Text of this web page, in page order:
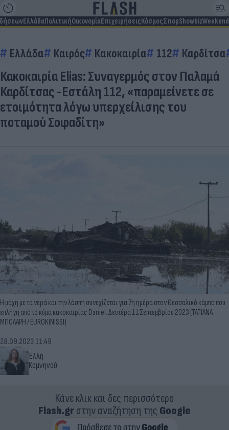
ΕλλάδαΠολιτικήΟικονομίαΕπιχειρήσειςΚόσμοςΣπορShowbizWeekend
Ελλάδα Καιρός Κακοκαιρία 112 Καρδίτσα
Κακοκαιρία Elias: Συναγερμός στον Παλαμά
Καρδίτσας -Εστάλη 112, «παραμείνετε σε
ετοιμότητα λόγω υπερχείλισης του
ποταμού Σοφαδίτη»
Η μάχη με τα νερά και την λάσπη συνεχίζεται για 7η ημέρα στον Θεσσαλικό κάμπο που
επλήγη από το κύμα κακοκαιρίας Daniel. Δευτέρα 11 Σεπτεμβρίου 2023 (ΤΑΤΙΑΝΑ
ΜΠΟΛΑΡΗ / EUROKINISSI)
Έλλη
Κομνηνού
28.09.2023 11:49
Κάνε κλικ και δες περισσότερο
Flash.grστην αναζήτηση της Google